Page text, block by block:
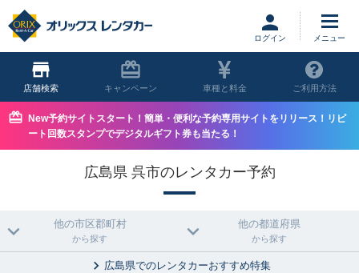
ログイン
店舗 キャンペーン 車種と料金 ご利用方法
New予約サイトスタート！簡単・便利な予約専用サイトをリリース！リピ
ート回数スタンプでデジタルギフト券も当たる！
広島県 呉市のレンタカー予約
他の市区郡町村
から探す
他の都道府県
から探す
広島県でのレンタカーおすすめ特集